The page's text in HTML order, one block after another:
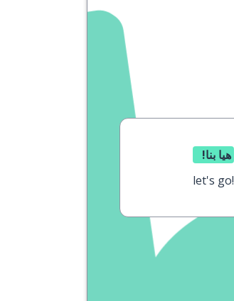
هيا بنا!
let's go!